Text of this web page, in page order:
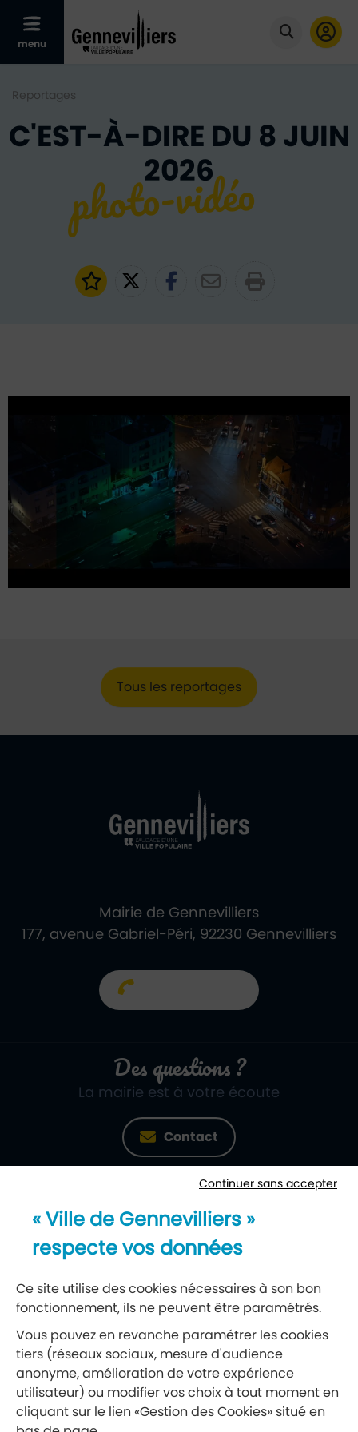
Afficher le menu mobile
menu Cliquer
Reportages
C'EST-À-DIRE DU 8 JUIN
2026
Ajouter aux favoris
Partager sur Twitter
Partager sur
Partager par
Tous les reportages
Mairie de Gennevilliers
177, avenue Gabriel-Péri, 92230 Gennevilliers
Des questions ?
La mairie est à votre écoute
Contact
Newsletter
Réseaux sociaux
Suivez-nous
Continuer sans accepter
« Ville de Gennevilliers »
respecte vos données
Ce site utilise des cookies nécessaires à son bon
fonctionnement, ils ne peuvent être paramétrés.
Vous pouvez en revanche paramétrer les cookies
tiers (réseaux sociaux, mesure d'audience
anonyme, amélioration de votre expérience
utilisateur) ou modifier vos choix à tout moment en
cliquant sur le lien «Gestion des Cookies» situé en